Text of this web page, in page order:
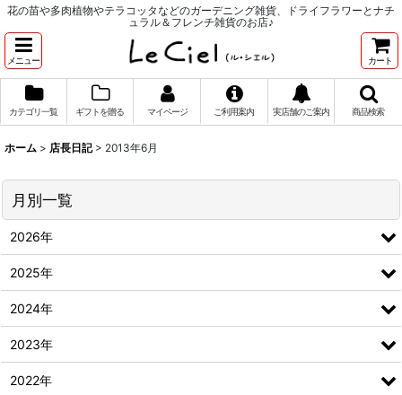
花の苗や多肉植物やテラコッタなどのガーデニング雑貨、ドライフラワーとナチ
ュラル＆フレンチ雑貨のお店♪
メニュー カート
カテゴリ一覧 ギフトを贈る マイページ ご利用案内 実店舗のご案内 商品検索
ホーム > 店長日記 > 2013年6月
月別一覧
2026年
2025年
2024年
2023年
2022年